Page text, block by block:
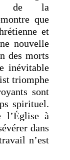
de la
que
et
nouvelle
des morts
inévitable
triomphe
sont
spirituel.
l’Église à
dans
n’est